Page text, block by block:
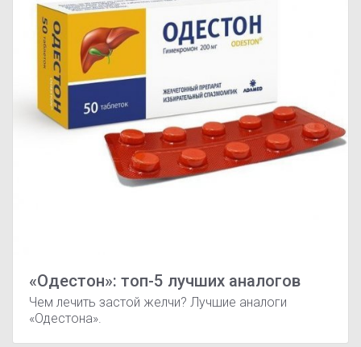
«Одестон»: топ-5 лучших аналогов
Чем лечить застой желчи? Лучшие аналоги
«Одестона».